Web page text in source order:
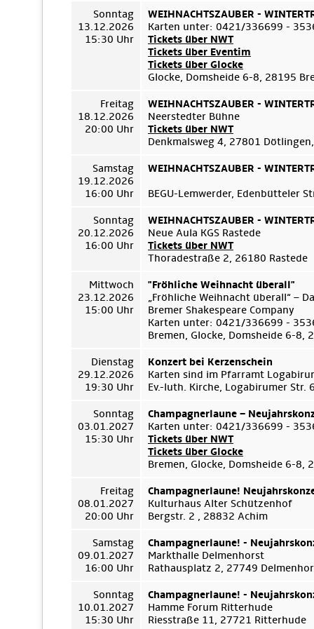
Sonntag
13.12.2026
15:30 Uhr
WEIHNACHTSZAUBER -
Karten unter: 0421/336699 -
Tickets über NWT
Tickets über Eventim
Tickets über Glocke
Glocke, Domsheide 6-8, 28195
Freitag
18.12.2026
20:00 Uhr
WEIHNACHTSZAUBER -
Neerstedter Bühne
Tickets über NWT
Denkmalsweg 4, 27801
Samstag
19.12.2026
16:00 Uhr
WEIHNACHTSZAUBER -
BEGU-Lemwerder, Edenbütteler
Sonntag
20.12.2026
16:00 Uhr
WEIHNACHTSZAUBER -
Neue Aula KGS Rastede
Tickets über NWT
Thoradestraße 2, 26180 Rastede
Mittwoch
23.12.2026
15:00 Uhr
"Fröhliche Weihnacht überall"
„Fröhliche Weihnacht überall“ –
Bremer Shakespeare Company
Karten unter: 0421/336699 -
Bremen, Glocke, Domsheide 6-8,
Dienstag
29.12.2026
19:30 Uhr
Konzert bei Kerzenschein
Karten sind im Pfarramt
Ev.-luth. Kirche, Logabirumer Str.
Sonntag
03.01.2027
15:30 Uhr
Champagnerlaune –
Karten unter: 0421/336699 -
Tickets über NWT
Tickets über Glocke
Bremen, Glocke, Domsheide 6-8,
Freitag
08.01.2027
20:00 Uhr
Champagnerlaune!
Kulturhaus Alter Schützenhof
Bergstr. 2 , 28832 Achim
Samstag
09.01.2027
16:00 Uhr
Champagnerlaune! -
Markthalle Delmenhorst
Rathausplatz 2, 27749
Sonntag
10.01.2027
15:30 Uhr
Champagnerlaune! -
Hamme Forum Ritterhude
Riesstraße 11, 27721 Ritterhude